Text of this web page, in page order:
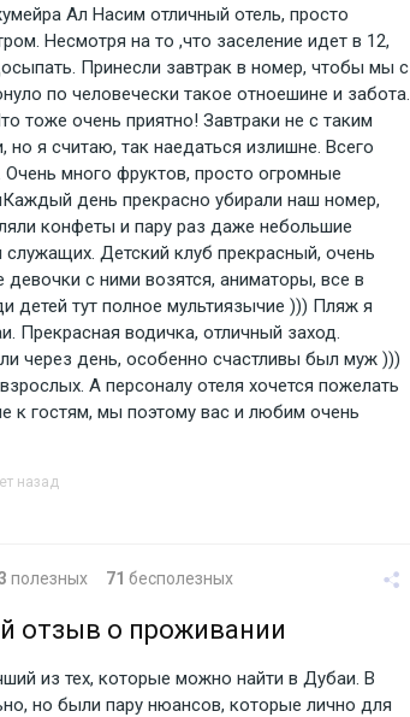
Ал Насим отличный отель, просто
Несмотря на то ,что заселение идет в 12,
Принесли завтрак в номер, чтобы мы с
по человечески такое отноешине и забота.
тоже очень приятно! Завтраки не с таким
я считаю, так наедаться излишне. Всего
много фруктов, просто огромные
день прекрасно убирали наш номер,
конфеты и пару раз даже небольшие
Детский клуб прекрасный, очень
с ними возятся, аниматоры, все в
детей тут полное мультиязычие ))) Пляж я
водичка, отличный заход.
через день, особенно счастливы был муж )))
А персоналу отеля хочется пожелать
к гостям, мы поэтому вас и любим очень
назад
полезных 71 бесполезных
отзыв о проживании
из тех, которые можно найти в Дубаи. В
но были пару нюансов, которые лично для